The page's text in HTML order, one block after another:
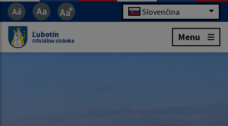
Slovenčina
Ľubotín
Oficiálna stránka Menu